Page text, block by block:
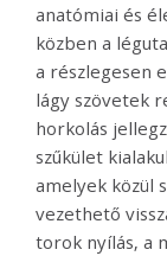
anatómiai és
közben a
a részlegesen
lágy szövetek
horkolás
szűkület
amelyek közül
vezethető
torok nyílás, a